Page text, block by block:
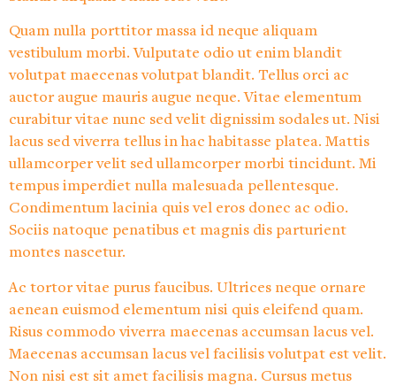
Quam nulla porttitor massa id neque aliquam
vestibulum morbi. Vulputate odio ut enim blandit
volutpat maecenas volutpat blandit. Tellus orci ac
auctor augue mauris augue neque. Vitae elementum
curabitur vitae nunc sed velit dignissim sodales ut. Nisi
lacus sed viverra tellus in hac habitasse platea. Mattis
ullamcorper velit sed ullamcorper morbi tincidunt. Mi
tempus imperdiet nulla malesuada pellentesque.
Condimentum lacinia quis vel eros donec ac odio.
Sociis natoque penatibus et magnis dis parturient
montes nascetur.
Ac tortor vitae purus faucibus. Ultrices neque ornare
aenean euismod elementum nisi quis eleifend quam.
Risus commodo viverra maecenas accumsan lacus vel.
Maecenas accumsan lacus vel facilisis volutpat est velit.
Non nisi est sit amet facilisis magna. Cursus metus